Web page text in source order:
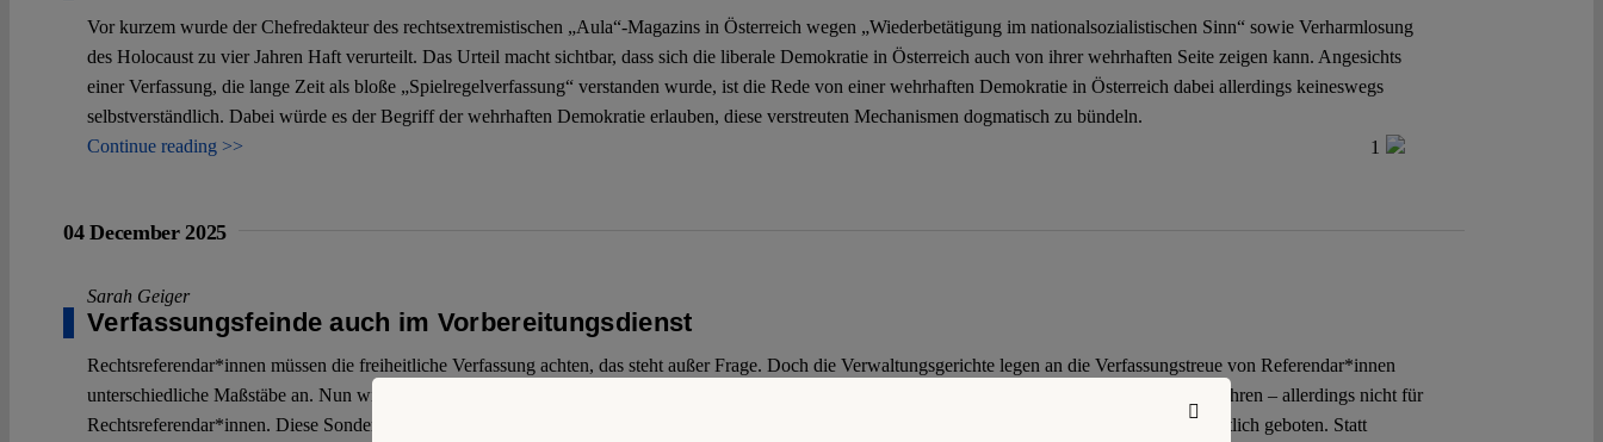
Vor kurzem wurde der Chefredakteur des rechtsextremistischen „Aula“-Magazins in Österreich wegen „Wiederbetätigung im nationalsozialistischen Sinn“ sowie Verharmlosung
des Holocaust zu vier Jahren Haft verurteilt. Das Urteil macht sichtbar, dass sich die liberale Demokratie in Österreich auch von ihrer wehrhaften Seite zeigen kann. Angesichts
einer Verfassung, die lange Zeit als bloße „Spielregelverfassung“ verstanden wurde, ist die Rede von einer wehrhaften Demokratie in Österreich dabei allerdings keineswegs
selbstverständlich. Dabei würde es der Begriff der wehrhaften Demokratie erlauben, diese verstreuten Mechanismen dogmatisch zu bündeln.
Continue reading >>
1
04 December 2025
Sarah Geiger
Verfassungsfeinde auch im Vorbereitungsdienst
Rechtsreferendar*innen müssen die freiheitliche Verfassung achten, das steht außer Frage. Doch die Verwaltungsgerichte legen an die Verfassungstreue von Referendar*innen
unterschiedliche Maßstäbe an. Nun will Hamburg vor der Einstellung in den öffentlichen Dienst eine Regelanfrage beim Landesverfassungsschutz einführen – allerdings nicht für
Rechtsreferendar*innen. Diese Sonderbehandlung ist weder mit dem Regelungsziel des hamburgischen Gesetzentwurfs vereinbar noch verfassungsrechtlich geboten. Statt